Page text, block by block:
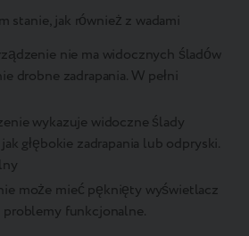
stanie, jak również z wadami
nie ma widocznych śladów
drobne zadrapania. W pełni
wykazuje widoczne ślady
głębokie zadrapania lub odpryski.
może mieć pęknięty wyświetlacz
funkcjonalne.